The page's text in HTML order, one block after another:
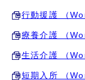
行動援護 （
療養介護 （
生活介護 （
短期入所 （